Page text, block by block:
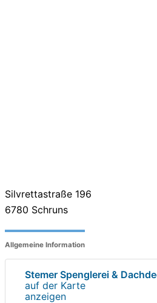
Silvrettastraße 196
6780 Schruns
Allgemeine Information
Stemer Spenglerei &
auf der Karte
anzeigen